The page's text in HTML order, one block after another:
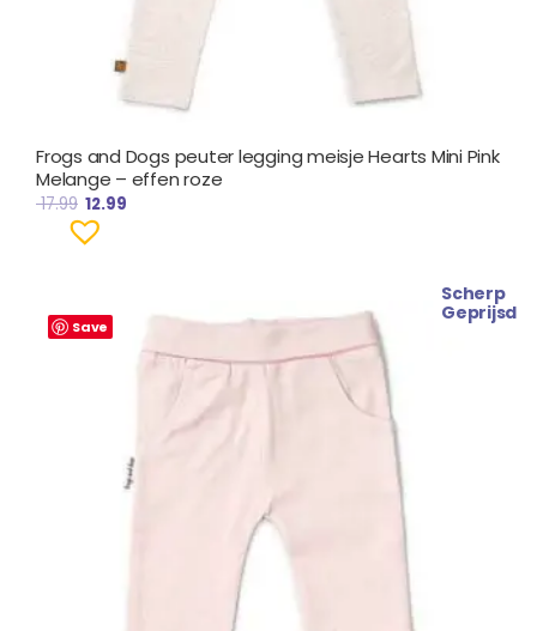
Frogs and Dogs peuter legging meisje Hearts Mini Pink
Melange – effen roze
17.99 12.99
Save
Scherp
Geprijsd
prijs
€ 5.99.